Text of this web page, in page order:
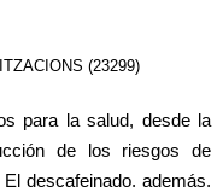
(23299)
para la salud, desde la
de los riesgos de
descafeinado, además,